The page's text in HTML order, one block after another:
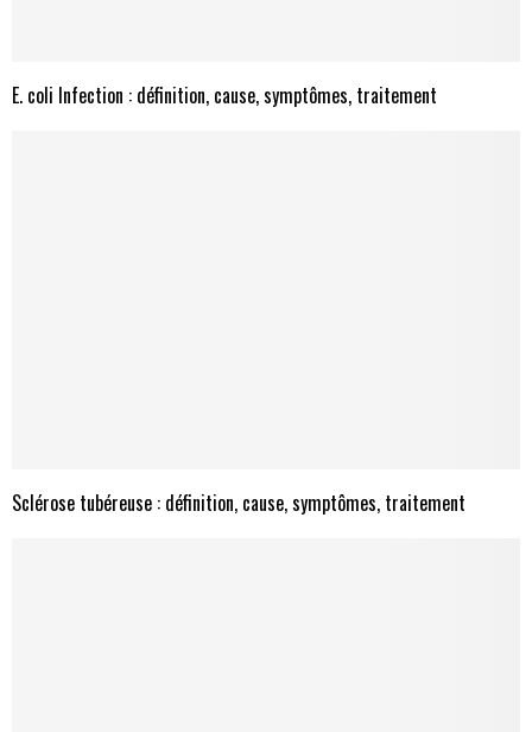
E. coli Infection : définition, cause, symptômes, traitement
Sclérose tubéreuse : définition, cause, symptômes, traitement